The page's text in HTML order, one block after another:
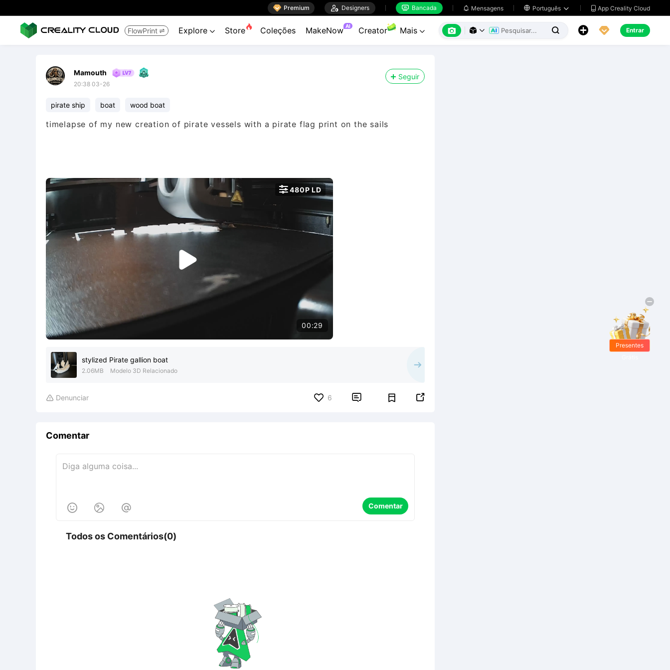
 Premium  Designers  Bancada  Mensagens  Português   App Creality Cloud
FlowPrint  Explore  Store Coleções MakeNow AI Creator Mais        Entrar
Mamouth
20:38 03-26
Seguir
pirate ship boat wood boat
timelapse of my new creation of pirate vessels with a pirate flag print on the sails
00:29

480P LD
stylized Pirate gallion boat
2.06MB Modelo 3D Relacionado
 Denunciar 6  
Comentar
   Comentar
Todos os Comentários(0)
Presentes